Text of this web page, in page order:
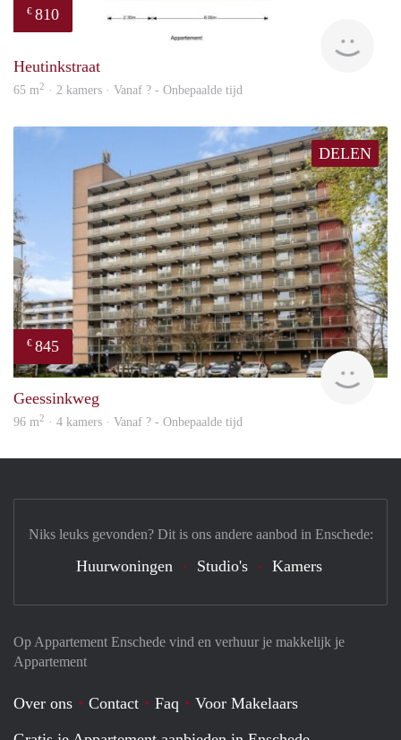
€ 810
Heutinkstraat
65 m2 · 2 kamers · Vanaf ? - Onbepaalde tijd
DELEN
€ 845
Geessinkweg
96 m2 · 4 kamers · Vanaf ? - Onbepaalde tijd
Op Appartement Enschede vind en verhuur je makkelijk je
Appartement
Over ons Contact Faq
Voor Makelaars
Niks leuks gevonden? Dit is ons andere aanbod in Enschede:
Huurwoningen Studio's Kamers